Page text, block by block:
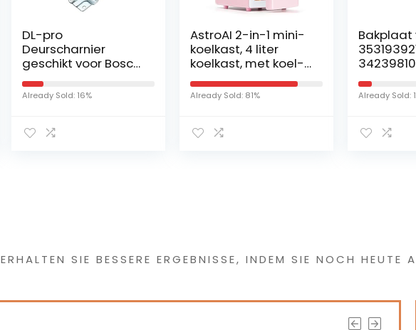
DL-pro
Deurscharnier
geschikt voor Bosch
Siemens Neff
Constructa
scharnier scharnier
Already Sold: 16%
AstroAI 2-in-1 mini-
koelkast, 4 liter
koelkast, met koel-
en
verwarmingsfunctie
, 12 volt op de
r en 230 volt
Already Sold: 81%
Bakplaat
met
422 x 370
Already Sold:
ERHALTEN SIE BESSERE ERGEBNISSE, INDEM SIE NOCH HEUTE